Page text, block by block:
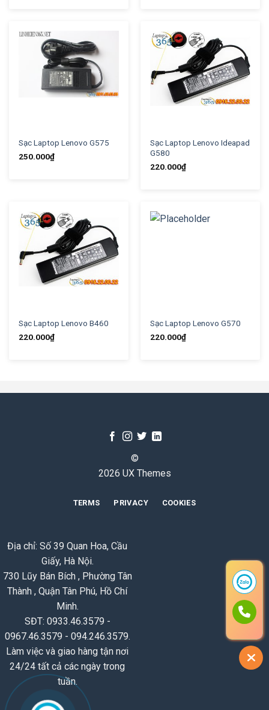
Sạc Laptop Lenovo G575
250.000₫
Sạc Laptop Lenovo Ideapad
G580
220.000₫
Sạc Laptop Lenovo B460
220.000₫
Sạc Laptop Lenovo G570
220.000₫
©
2026 UX Themes
TERMS PRIVACY COOKIES
Địa chỉ: Số 39 Quan Hoa, Cầu
Giấy, Hà Nội.
730 Lũy Bán Bích , Phường Tân
Thành , Quận Tân Phú, Hồ Chí
Minh.
SĐT: 0933.46.3579 -
0967.46.3579 - 094.246.3579.
Làm việc và giao hàng tận nơi
24/24 tất cả các ngày trong
tuần.